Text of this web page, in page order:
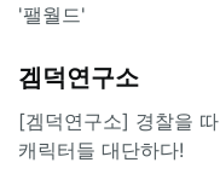
'팰월드'
겜덕연구소
[겜덕연구소] 경찰을
캐릭터들 대단하다!